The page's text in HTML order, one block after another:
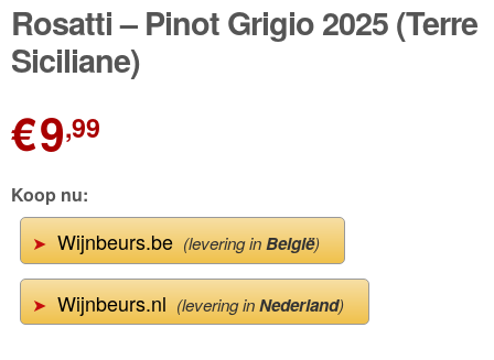
Wijnpakketten
Rosatti – Pinot Grigio 2025 (Terre
Siciliane)
€9,99
Koop nu:
➤Wijnbeurs.be(levering inBelgië)
➤Wijnbeurs.nl(levering inNederland)